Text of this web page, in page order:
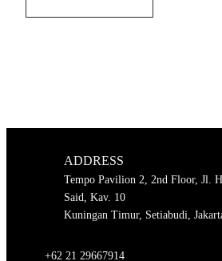
ADDRESS
Tempo Pavilion 2, 2nd Floor, Jl.
Said, Kav. 10
Kuningan Timur, Setiabudi,
+62 21 29667914